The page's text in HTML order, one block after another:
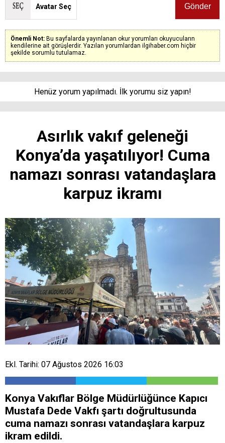
Avatar Seç
Önemli Not: Bu sayfalarda yayınlanan okur yorumları okuyucuların
kendilerine ait görüşlerdir. Yazılan yorumlardan ilgihaber.com hiçbir
şekilde sorumlu tutulamaz.
Henüz yorum yapılmadı. İlk yorumu siz yapın!
Asırlık vakıf geleneği
Konya’da yaşatılıyor! Cuma
namazı sonrası vatandaşlara
karpuz ikramı
Ekl. Tarihi: 07 Ağustos 2026 16:03
Konya Vakıflar Bölge Müdürlüğünce Kapıcı
Mustafa Dede Vakfı şartı doğrultusunda
cuma namazı sonrası vatandaşlara karpuz
ikram edildi.